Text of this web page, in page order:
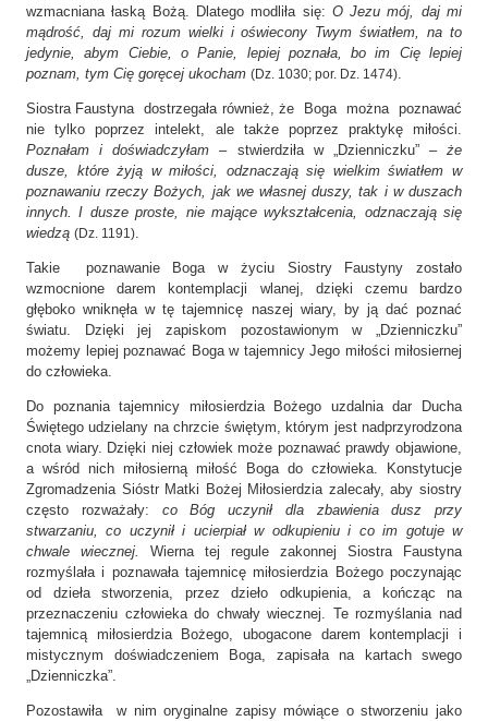
wzmacniana łaską Bożą. Dlatego modliła się: O Jezu mój, daj mi
mądrość, daj mi rozum wielki i oświecony Twym światłem, na to
jedynie, abym Ciebie, o Panie, lepiej poznała, bo im Cię lepiej
poznam, tym Cię goręcej ukocham (Dz. 1030; por. Dz. 1474)
Siostra Faustyna dostrzegała również, że Boga można poznawać
nie tylko poprzez intelekt, ale także poprzez praktykę miłości.
Poznałam i doświadczyłam – stwierdziła w „Dzienniczku” – że
dusze, które żyją w miłości, odznaczają się wielkim światłem w
poznawaniu rzeczy Bożych, jak we własnej duszy, tak i w duszach
innych. I dusze proste, nie mające wykształcenia, odznaczają się
wiedzą (Dz. 1191)
Takie poznawanie Boga w życiu Siostry Faustyny zostało
wzmocnione darem kontemplacji wlanej, dzięki czemu bardzo
głęboko wniknęła w tę tajemnicę naszej wiary, by ją dać poznać
światu. Dzięki jej zapiskom pozostawionym w „Dzienniczku”
możemy lepiej poznawać Boga w tajemnicy Jego miłości miłosiernej
do człowieka.
Do poznania tajemnicy miłosierdzia Bożego uzdalnia dar Ducha
Świętego udzielany na chrzcie świętym, którym jest nadprzyrodzona
cnota wiary. Dzięki niej człowiek może poznawać prawdy objawione,
a wśród nich miłosierną miłość Boga do człowieka. Konstytucje
Zgromadzenia Sióstr Matki Bożej Miłosierdzia zalecały, aby siostry
często rozważały: co Bóg uczynił dla zbawienia dusz przy
stwarzaniu, co uczynił i ucierpiał w odkupieniu i co im gotuje w
chwale wiecznej.
Wierna tej regule zakonnej Siostra Faustyna
rozmyślała i poznawała tajemnicę miłosierdzia Bożego poczynając
od dzieła stworzenia, przez dzieło odkupienia, a kończąc na
przeznaczeniu człowieka do chwały wiecznej. Te rozmyślania nad
tajemnicą miłosierdzia Bożego, ubogacone darem kontemplacji i
mistycznym doświadczeniem Boga, zapisała na kartach swego
„Dzienniczka”.
Pozostawiła w nim oryginalne zapisy mówiące o stworzeniu jako